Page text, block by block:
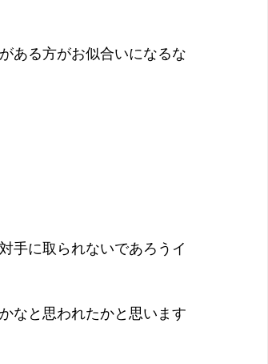
ある方がお似合いになるな
手に取られないであろうイ
なと思われたかと思います